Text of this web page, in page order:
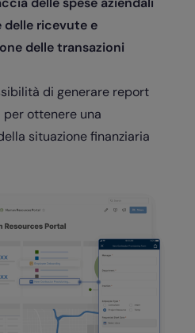
delle ricevute e
delle transazioni
di generare report
ottenere una
situazione finanziaria